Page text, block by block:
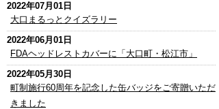
2022年07月01日
大口まるっとクイズラリー
2022年06月01日
FDAヘッドレストカバーに「大口町・松江市」
2022年05月30日
町制施行60周年を記念した缶バッジをご寄贈いただ
きました